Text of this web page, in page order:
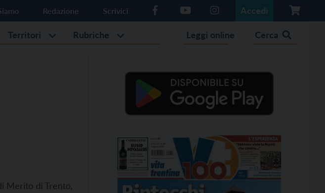
Redazione Scrivici Accedi
Territori Rubriche Leggi online Cerca
Merito di Trento,